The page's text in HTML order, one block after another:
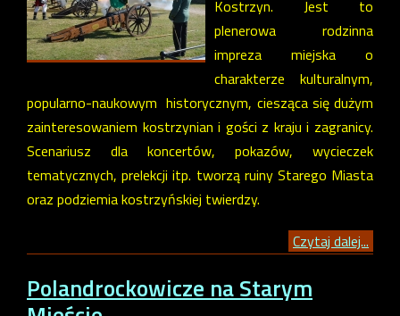
Kostrzyn. Jest to
plenerowa rodzinna
impreza miejska o
charakterze kulturalnym,
popularno-naukowym historycznym, ciesząca się dużym
zainteresowaniem kostrzynian i gości z kraju i zagranicy.
Scenariusz dla koncertów, pokazów, wycieczek
tematycznych, prelekcji itp. tworzą ruiny Starego Miasta
oraz podziemia kostrzyńskiej twierdzy.
Czytaj dalej...
Polandrockowicze na Starym